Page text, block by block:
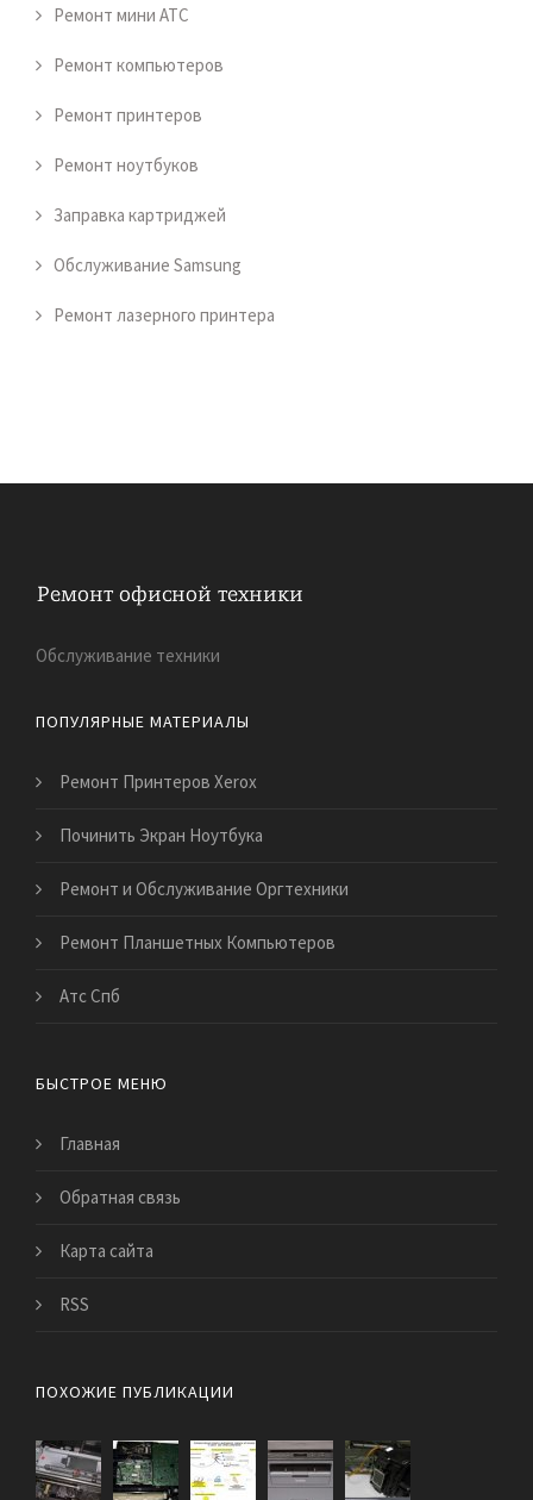
Ремонт мини АТС
Ремонт компьютеров
Ремонт принтеров
Ремонт ноутбуков
Заправка картриджей
Обслуживание Samsung
Ремонт лазерного принтера
Обслуживание техники
ПОПУЛЯРНЫЕ МАТЕРИАЛЫ
Ремонт Принтеров Xerox
Починить Экран Ноутбука
Ремонт и Обслуживание Оргтехники
Ремонт Планшетных Компьютеров
Атс Спб
БЫСТРОЕ МЕНЮ
Главная
Обратная связь
Карта сайта
RSS
ПОХОЖИЕ ПУБЛИКАЦИИ